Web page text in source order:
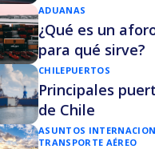
ADUANAS
¿Qué es un
para qué sirve?
CHILEPUERTOS
Principales
de Chile
ASUNTOS
TRANSPORTE AÉREO